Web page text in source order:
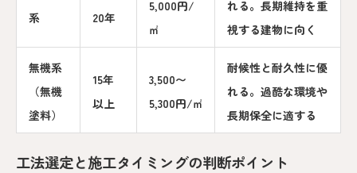
系
20年
5,000円/
㎡
れる。長期維持を重
視する建物に向く
無機系
（無機
塗料）
15年
以上
3,500〜
5,300円/㎡
耐候性と耐久性に優
れる。過酷な環境や
長期保全に適する
工法選定と施工タイミングの判断ポイント